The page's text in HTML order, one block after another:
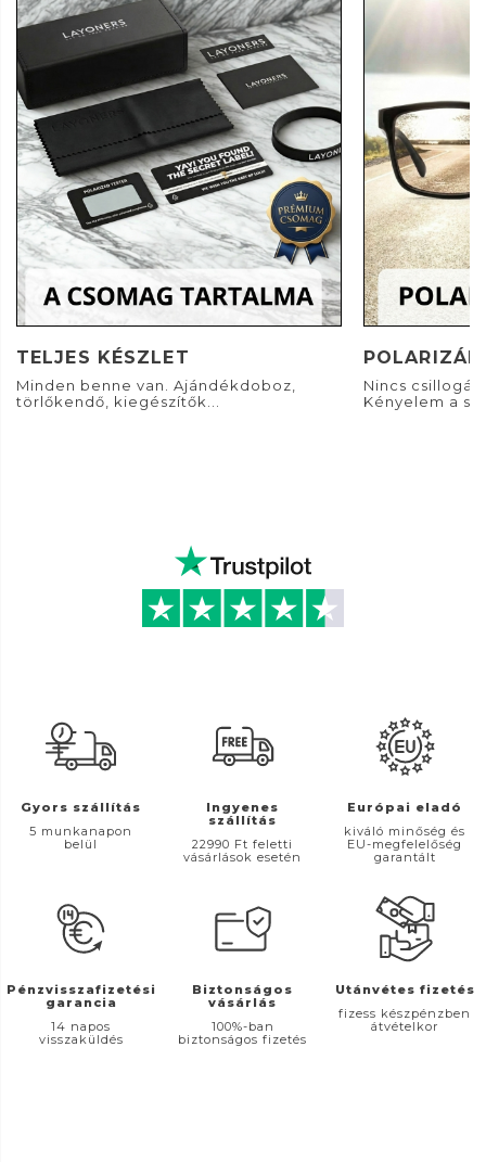
TELJES KÉSZLET
Minden benne van. Ajándékdoboz,
törlőkendő, kiegészítők...
Nincs
Kényelem a
Gyors szállítás
5 munkanapon
belül
Ingyenes
szállítás
22990 Ft feletti
vásárlások esetén
Európai eladó
kiváló minőség és
EU-megfelelőség
garantált
Pénzvisszafizetési
garancia
14 napos
visszaküldés
Biztonságos
vásárlás
100%-ban
biztonságos fizetés
Utánvétes fizetés
fizess készpénzben
átvételkor